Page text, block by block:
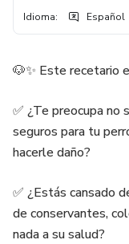
Idioma: Español
🐶✨ Este recetario
✅ ¿Te preocupa
seguros para tu
hacerle daño?
✅ ¿Estás cansado
de conservantes,
nada a su salud?